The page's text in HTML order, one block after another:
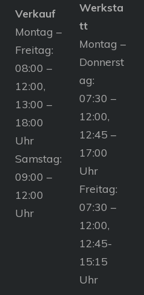
Verkauf
Montag –
Freitag:
08:00 –
12:00,
13:00 –
18:00
Uhr
Samstag:
09:00 –
12:00
Uhr
Werksta
tt
Montag –
Donnerst
ag:
07:30 –
12:00,
12:45 –
17:00
Uhr
Freitag:
07:30 –
12:00,
12:45-
15:15
Uhr